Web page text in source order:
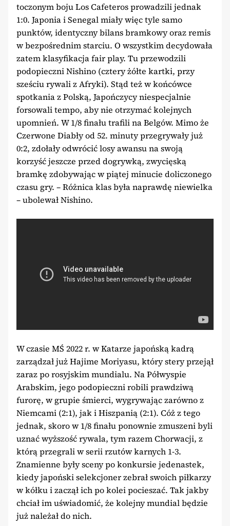
toczonym boju Los Cafeteros prowadzili jednak
1:0. Japonia i Senegal miały więc tyle samo
punktów, identyczny bilans bramkowy oraz remis
w bezpośrednim starciu. O wszystkim decydowała
zatem klasyfikacja fair play. Tu przewodzili
podopieczni Nishino (cztery żółte kartki, przy
sześciu rywali z Afryki). Stąd też w końcówce
spotkania z Polską, Japończycy niespecjalnie
forsowali tempo, aby nie otrzymać kolejnych
upomnień. W 1/8 finału trafili na Belgów. Mimo że
Czerwone Diabły od 52. minuty przegrywały już
0:2, zdołały odwrócić losy awansu na swoją
korzyść jeszcze przed dogrywką, zwycięską
bramkę zdobywając w piątej minucie doliczonego
czasu gry. – Różnica klas była naprawdę niewielka
– ubolewał Nishino.
W czasie MŚ 2022 r. w Katarze japońską kadrą
zarządzał już Hajime Moriyasu, który stery przejął
zaraz po rosyjskim mundialu. Na Półwyspie
Arabskim, jego podopieczni robili prawdziwą
furorę, w grupie śmierci, wygrywając zarówno z
Niemcami (2:1), jak i Hiszpanią (2:1). Cóż z tego
jednak, skoro w 1/8 finału ponownie zmuszeni byli
uznać wyższość rywala, tym razem Chorwacji, z
którą przegrali w serii rzutów karnych 1-3.
Znamienne były sceny po konkursie jedenastek,
kiedy japoński selekcjoner zebrał swoich piłkarzy
w kółku i zaczął ich po kolei pocieszać. Tak jakby
chciał im uświadomić, że kolejny mundial będzie
już należał do nich.